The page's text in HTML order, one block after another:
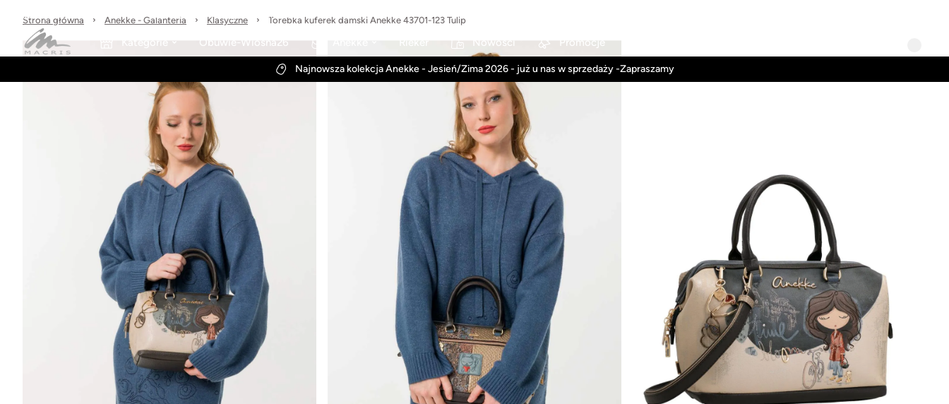
Sprawdzone marki
Kategorie Obuwie-Wiosna26 Nowości Promocje
Najnowsza kolekcja Anekke - Jesień/Zima 2026 - już u nas w sprzedaży -Zapraszamy
Strona główna Anekke - Galanteria Klasyczne Torebka kuferek damski Anekke 43701-123 Tulip